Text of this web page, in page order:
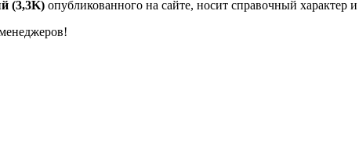
(3,3K) опубликованного на сайте, носит справочный характер